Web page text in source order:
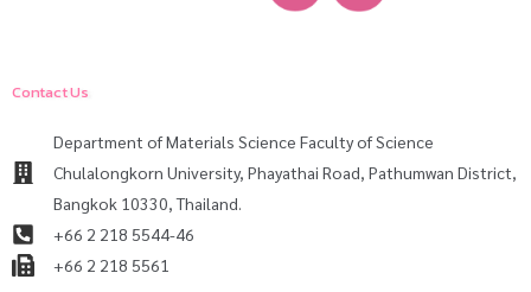
Contact Us
Department of Materials Science Faculty of Science
Chulalongkorn University, Phayathai Road, Pathumwan District,
Bangkok 10330, Thailand.
+66 2 218 5544-46
+66 2 218 5561